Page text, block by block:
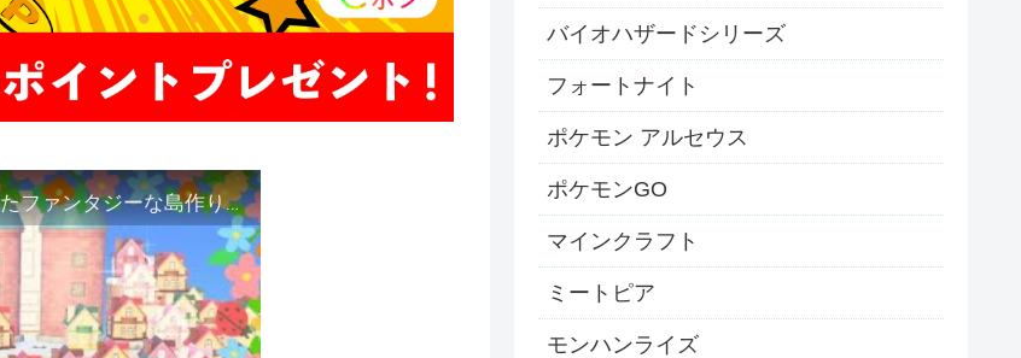
【あつ森】ミニチュアの城下町を作る！自然と融合したファンタジーな島作り♡【島クリエイト】【あつまれどうぶつの森】
バイオハザードシリーズ
フォートナイト
ポケモン アルセウス
ポケモンGO
マインクラフト
ミートピア
モンハンライズ